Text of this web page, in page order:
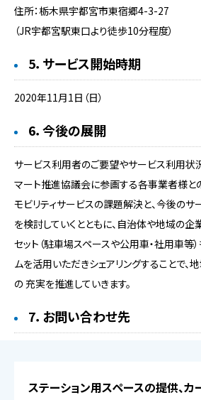
住所：栃木県宇都宮市東宿郷4-3-27
（JR宇都宮駅東口より徒歩10分程度）
5．サービス開始時期
2020年11月1日（日）
6．今後の展開
サービス利用者のご要望やサービス利用状
マート推進協議会に参画する各事業者様と
モビリティサービスの課題解決と、今後の
を検討していくとともに、自治体や地域の企
セット（駐車場スペースや公用車・社用車等
ムを活用いただきシェアリングすることで、
の 充実を推進していきます。
7．お問い合わせ先
ステーション用スペースの提供、カ